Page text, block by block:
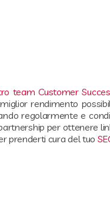
team Customer
rendimento
regolarmente e
per ottenere
prenderti cura del tuo